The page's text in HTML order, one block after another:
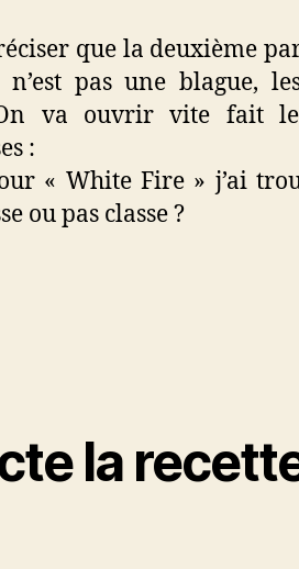
que la deuxième
pas une blague,
va ouvrir vite fait
:
« White Fire » j’ai
ou pas classe ?
la